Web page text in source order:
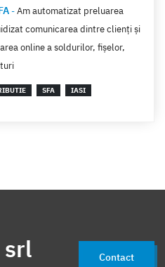
-Am automatizat preluarea
comunicarea dintre clienţi şi
online a soldurilor, fişelor,
SFA IASI
srl Contact